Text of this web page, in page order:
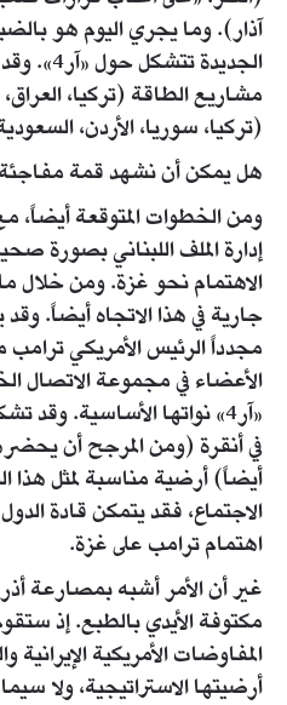
آذار). وما يجري اليوم هو
الجديدة
مشاريع الطاقة (تركيا،
(تركيا، سوريا، الأردن،
هل يمكن أن نشهد قمة مفاجئة
ومن الخطوات المتوقعة أيضاً،
إدارة الملف اللبناني بصورة
الاهتمام نحو غزة. ومن خلال
جارية في هذا الاتجاه أيضاً.
مجدداً الرئيس الأمريكي ترامب
الأعضاء في مجموعة الاتصال
«آر4» نواتها الأساسية.
في أنقرة (ومن المرجح أن
أيضاً) أرضية مناسبة لمثل هذا
الاجتماع، فقد يتمكن قادة
اهتمام ترامب على غزة.
غير أن الأمر أشبه بمصارعة
مكتوفة الأيدي بالطبع. إذ
المفاوضات الأمريكية
أرضيتها الاستراتيجية، ولا